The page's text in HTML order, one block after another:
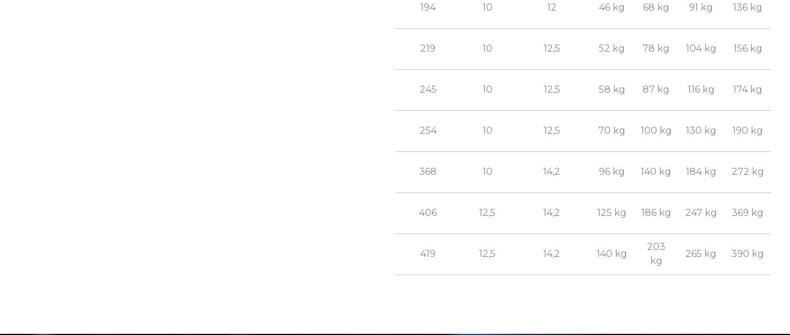
194 10 12 46 kg 68 kg 91 kg 136 kg
219 10 12,5 52 kg 78 kg 104 kg 156 kg
245 10 12,5 58 kg 87 kg 116 kg 174 kg
254 10 12,5 70 kg 100 kg 130 kg 190 kg
368 10 14,2 96 kg 140 kg 184 kg 272 kg
406 12,5 14,2 125 kg 186 kg 247 kg 369 kg
419 12,5 14,2 140 kg
203
kg
265 kg 390 kg